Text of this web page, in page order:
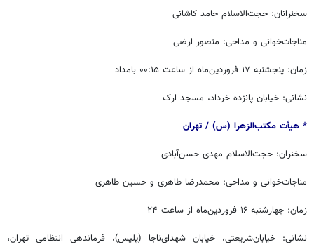
سخنرانان: حجت‌الاسلام حامد کاشانی
مناجات‌خوانی و مداحی: منصور ارضی
زمان: پنجشنبه ۱۷ فروردین‌ماه از ساعت ۰۰:۱۵ بامداد
نشانی: خیابان پانزده خرداد، مسجد ارک
* هیأت مکتب‌الزهرا (س) / ‏‬تهران
سخنران: حجت‌الاسلام مهدی حسن‌آبادی
مناجات‌خوانی و مداحی: محمدرضا طاهری و حسین طاهری
زمان: چهارشنبه ۱۶ فروردین‌ماه از ساعت ۲۴
نشانی: خیابان‌شریعتی، خیابان شهدای‌ناجا (پلیس)، فرماندهی انتظامی تهران،